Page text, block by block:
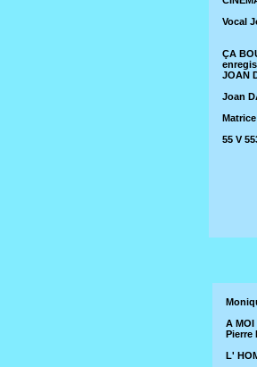
Vocal
ÇA
JOAN
Joan
55 V
A
Pierre
L'